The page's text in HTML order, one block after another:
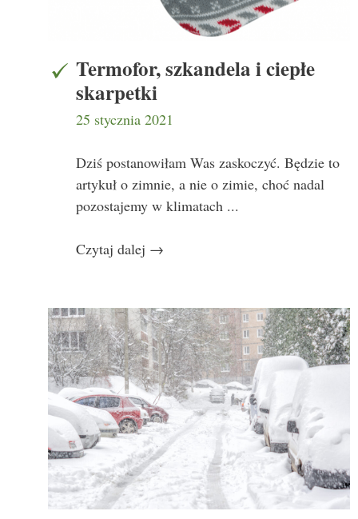
Termofor, szkandela i ciepłe
skarpetki
25 stycznia 2021
Dziś postanowiłam Was zaskoczyć. Będzie to
artykuł o zimnie, a nie o zimie, choć nadal
pozostajemy w klimatach ...
Czytaj dalej →